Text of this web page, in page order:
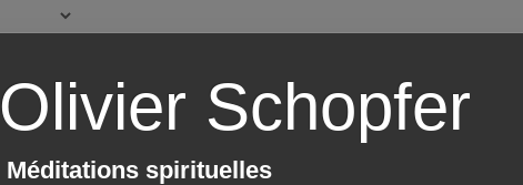
Olivier Schopfer
Méditations spirituelles